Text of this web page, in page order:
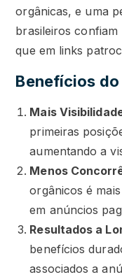
orgânicas, e uma
brasileiros confiam
que em links
Benefícios
Mais
primeiras
aumentando a
Menos
orgânicos é
em anúncios
Resultados a
benefícios
associados a